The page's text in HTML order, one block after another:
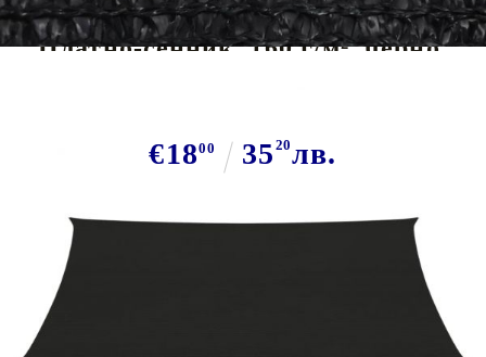
Платно-сенник, 160 г/м², черно,
€1800 35 20лв.
В наличност: 31 бр.